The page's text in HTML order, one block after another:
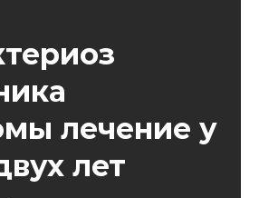
лечение у
лет